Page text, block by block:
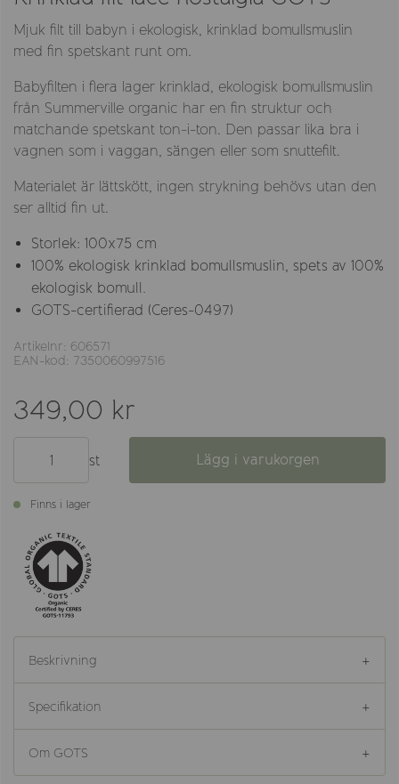
Mjuk filt till babyn i ekologisk, krinklad bomullsmuslin
med fin spetskant runt om.
Babyfilten i flera lager krinklad, ekologisk bomullsmuslin
från Summerville organic har en fin struktur och
matchande spetskant ton-i-ton. Den passar lika bra i
vagnen som i vaggan, sängen eller som snuttefilt.
Materialet är lättskött, ingen strykning behövs utan den
ser alltid fin ut.
Storlek: 100x75 cm
100% ekologisk krinklad bomullsmuslin, spets av 100%
ekologisk bomull.
GOTS-certifierad (Ceres-0497)
Artikelnr: 606571
EAN-kod: 7350060997516
349,00 kr
st Lägg i varukorgen
Finns i lager
Beskrivning
Specifikation
Om GOTS